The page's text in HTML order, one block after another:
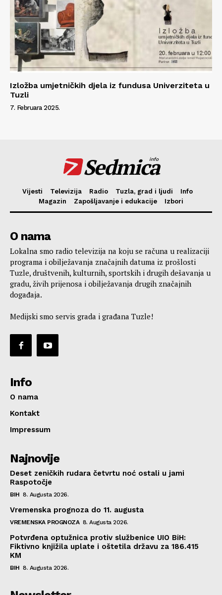
Izložba umjetničkih djela iz fundusa Univerziteta u
Tuzli
7. Februara 2025.
Sedmica
info
Vijesti Televizija Radio Tuzla, grad i ljudi
Info
Magazin
Zapošljavanje i edukacije Izbori
O nama
Lokalna smo radio televizija na koju se računa u realizaciji
programa i obilježavanja značajnih datuma iz prošlosti
Tuzle, društvenih, kulturnih, sportskih i drugih dešavanja u
gradu, živih prijenosa i obilježavanja drugih značajnih
događaja.
Medijski smo servis grada i građana Tuzle!
Info
O nama
Kontakt
Impressum
Najnovije
Deset zeničkih rudara četvrtu noć ostali u jami
Raspotočje
BIH 8. Augusta 2026.
Vremenska prognoza do 11. augusta
VREMENSKA PROGNOZA 8. Augusta 2026.
Potvrđena optužnica protiv službenice UIO BiH:
Fiktivno knjižila uplate i oštetila državu za 186.415
KM
BIH 8. Augusta 2026.